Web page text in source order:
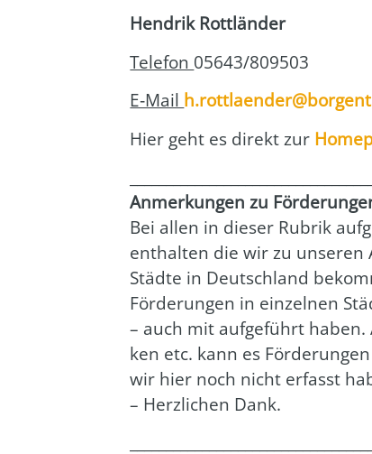
Hen­drik Rott­län­der
Tele­fon 05643/809503
E‑Mail
Hier geht es direkt zur
Anmer­kun­gen zu
Bei allen in die­ser Rubrik
ent­hal­ten die wir zu unse­ren
Städ­te in Deutsch­land
För­de­run­gen in ein­zel­nen
– auch mit auf­ge­führt
ken etc. kann es
wir hier noch nicht erfasst
– Herz­li­chen Dank.